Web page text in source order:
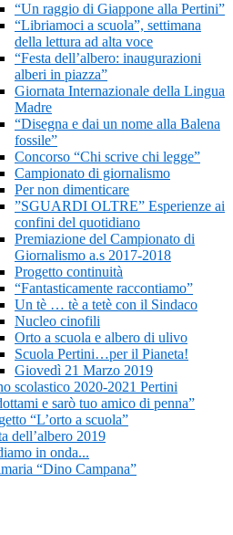
“Un raggio di Giappone alla Pertini”
“Libriamoci a scuola”, settimana
della lettura ad alta voce
“Festa dell’albero: inaugurazioni
alberi in piazza”
Giornata Internazionale della Lingua
Madre
“Disegna e dai un nome alla Balena
fossile”
Concorso “Chi scrive chi legge”
Campionato di giornalismo
Per non dimenticare
”SGUARDI OLTRE” Esperienze ai
confini del quotidiano
Premiazione del Campionato di
Giornalismo a.s 2017-2018
Progetto continuità
“Fantasticamente raccontiamo”
Un tè … tè a tetè con il Sindaco
Nucleo cinofili
Orto a scuola e albero di ulivo
Scuola Pertini…per il Pianeta!
Giovedì 21 Marzo 2019
scolastico 2020-2021 Pertini
e sarò tuo amico di penna”
“L’orto a scuola”
dell’albero 2019
in onda...
“Dino Campana”